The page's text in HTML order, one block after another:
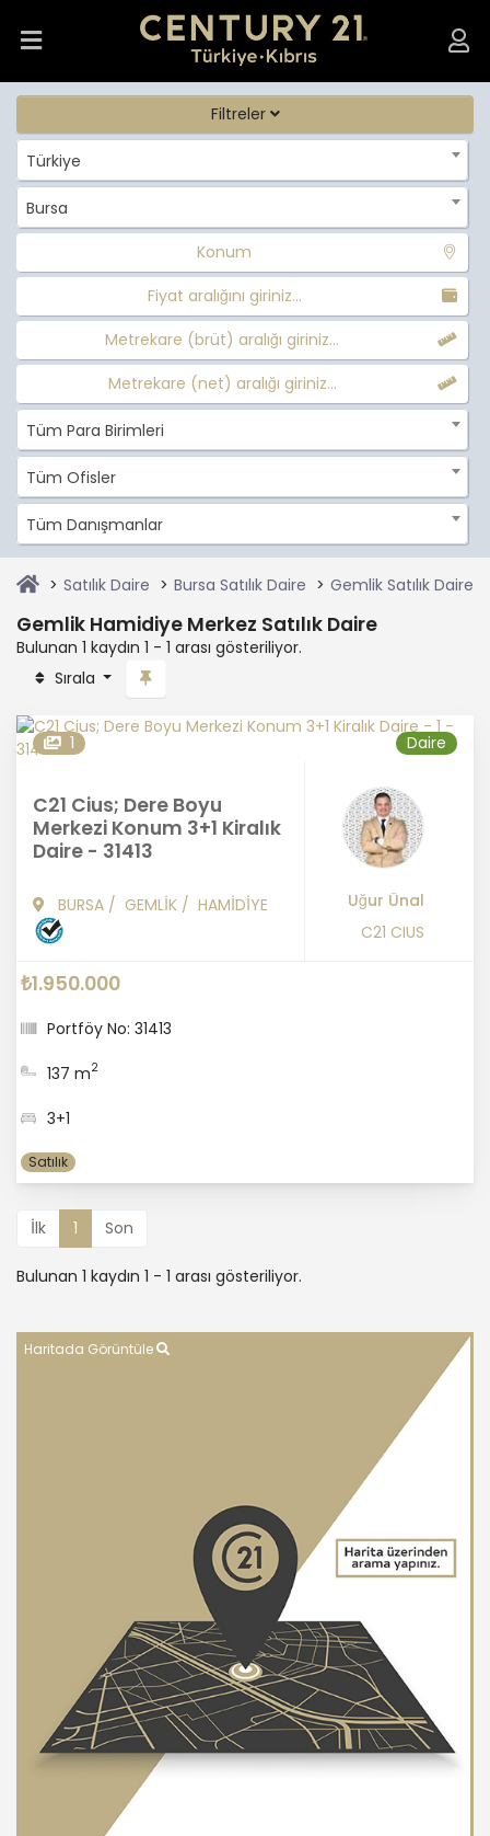
Filtreler
Türkiye
Bursa
Konum
Fiyat aralığını giriniz...
Metrekare (brüt) aralığı giriniz...
Metrekare (net) aralığı giriniz...
Tüm Para Birimleri
Tüm Ofisler
Tüm Danışmanlar
Satılık Daire Bursa Satılık Daire Gemlik Satılık Daire
Gemlik Hamidiye Merkez Satılık Daire
Bulunan 1 kaydın 1 - 1 arası gösteriliyor.
Sırala
1 Daire
C21 Cius; Dere Boyu
Merkezi Konum 3+1 Kiralık
Daire - 31413
BURSA / GEMLİK / HAMİDİYE
Uğur Ünal
C21 CIUS
₺1.950.000
Portföy No: 31413
137 m2
3+1
Satılık
İlk 1 Son
Bulunan 1 kaydın 1 - 1 arası gösteriliyor.
Haritada Görüntüle